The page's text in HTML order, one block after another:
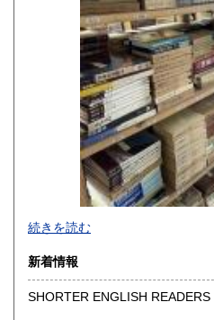
1,500円
-
沿線名：-
最寄駅：-
営業時間：-
定休日：-
続きを読む
新着情報
SHORTER ENGLISH